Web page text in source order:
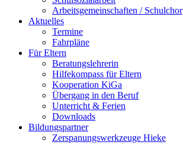
Arbeitsgemeinschaften / Schulchor
Aktuelles
Termine
Fahrpläne
Für Eltern
Beratungslehrerin
Hilfekompass für Eltern
Kooperation KiGa
Übergang in den Beruf
Unterricht & Ferien
Downloads
Bildungspartner
Zerspanungswerkzeuge Hieke